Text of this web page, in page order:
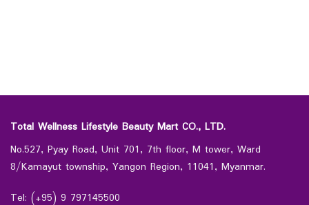
Total Wellness Lifestyle Beauty Mart CO., LTD.
No.527, Pyay Road, Unit 701, 7th floor, M tower, Ward
8/Kamayut township, Yangon Region, 11041, Myanmar.
Tel: (+95) 9 797145500